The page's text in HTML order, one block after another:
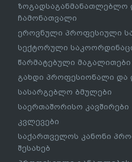
ზოგადსაგანმანათლებლო
ჩამონათვალი
ეროვნული პროფესიული
სექტორული
წარმატებული მაგალითები
გახდი პროფესიონალი და
სასარგებლო ბმულები
საერთაშორისო კავშირები
კვლევები
საქართველოს კანონი
შესახებ